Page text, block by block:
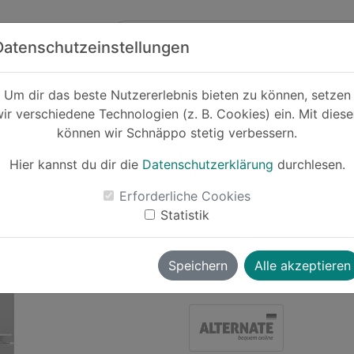
Um dir das beste Nutzererlebnis bieten zu können, setzen
verschiedene Technologien (z. B. Cookies) ein. Mit
können wir Schnäppo stetig verbessern.
Hier kannst du dir die Datenschutzerklärung durchlesen.
Erforderliche Cookies
Statistik
Speichern Alle akzeptieren
-18%
Sharp
Kühl-/